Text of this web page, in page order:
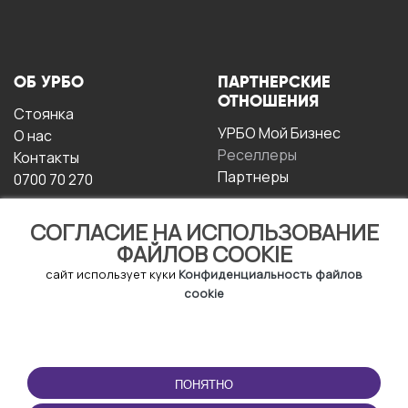
СОГЛАСИЕ НА ИСПОЛЬЗОВАНИЕ
ФАЙЛОВ COOKIE
сайт использует куки Конфиденциальность файлов
cookie
ПОНЯТНО
ОБ УРБО
Стоянка
О нас
Контакты
0700 70 270
ПАРТНЕРСКИЕ
ОТНОШЕНИЯ
УРБО Мой Бизнес
Реселлеры
Партнеры
ЭКСПЛУАТАЦИИ
Условия и положения
ПРИЛОЖЕНИЕ